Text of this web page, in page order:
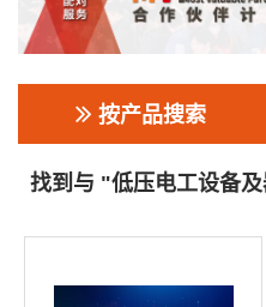
按产品搜索
找到与 "低压电工设备及